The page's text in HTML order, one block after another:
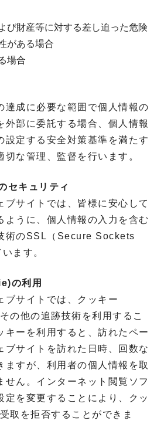
び財産等に対する差し迫った危険
がある場合
場合
達成に必要な範囲で個人情報の
外部に委託する場合、個人情報
設定する安全対策基準を満たす
な管理、監督を行います。
セキュリティ
ブサイトでは、皆様に安心して
ように、個人情報の入力を含む
術のSSL（Secure Sockets
ます。
の利用
ブサイトでは、クッキー
の他の追跡技術を利用するこ
キーを利用すると、訪れたペー
ブサイトを訪れた日時、回数な
ますが、利用者の個人情報を取
せん。インターネット閲覧ソフ
定を変更することにより、クッ
取を拒否することができま